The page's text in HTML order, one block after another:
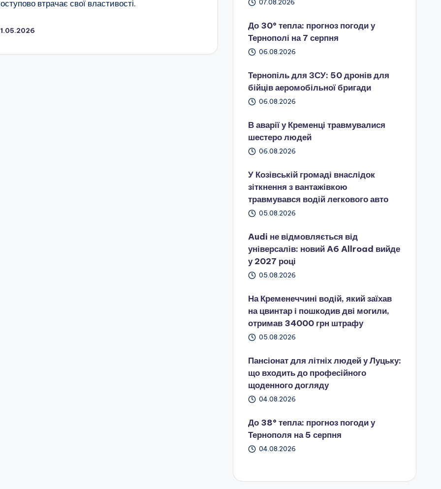
втрачає свої властивості.
07.08.2026
До 30° тепла: прогноз погоди у
Тернополі на 7 серпня
06.08.2026
Тернопіль для ЗСУ: 50 дронів для
бійців аеромобільної бригади
06.08.2026
В аварії у Кременці травмувалися
шестеро людей
06.08.2026
У Козівській громаді внаслідок
зіткнення з вантажівкою
травмувався водій легкового авто
05.08.2026
Audi не відмовляється від
універсалів: новий A6 Allroad вийде
у 2027 році
05.08.2026
На Кременеччині водій, який заїхав
на цвинтар і пошкодив дві могили,
отримав 34000 грн штрафу
05.08.2026
Пансіонат для літніх людей у Луцьку:
що входить до професійного
щоденного догляду
04.08.2026
До 38° тепла: прогноз погоди у
Тернополя на 5 серпня
04.08.2026